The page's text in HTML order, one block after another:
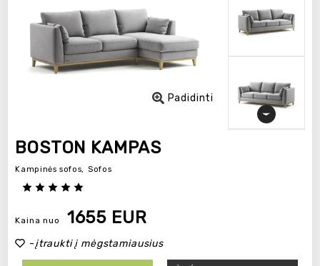
Padidinti
BOSTON KAMPAS
Kampinės sofos, Sofos
Kaina nuo 1655 EUR
-įtraukti į mėgstamiausius